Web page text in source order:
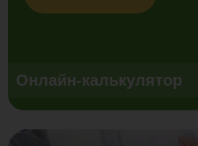
Онлайн-калькулятор